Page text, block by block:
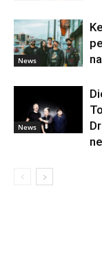
News
News